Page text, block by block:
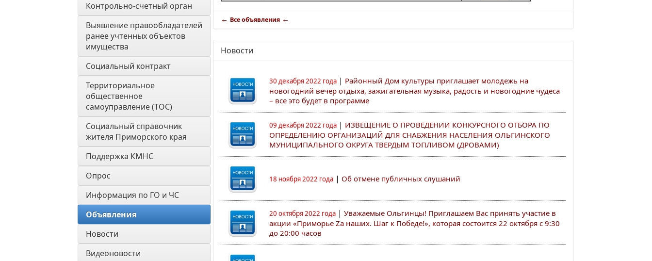
Контрольно-счетный орган
Выявление правообладателей
ранее учтенных объектов
имущества
Социальный контракт
Территориальное
общественное
самоуправление (ТОС)
Социальный справочник
жителя Приморского края
Поддержка КМНС
Опрос
Информация по ГО и ЧС
Объявления
Новости
Видеоновости
← Все объявления ←
Новости
30 декабря 2022 года | Районный Дом культуры приглашает молодежь на
новогодний вечер отдыха, зажигательная музыка, радость и новогодние чудеса
– все это будет в программе
09 декабря 2022 года | ИЗВЕЩЕНИЕ О ПРОВЕДЕНИИ КОНКУРСНОГО ОТБОРА ПО
ОПРЕДЕЛЕНИЮ ОРГАНИЗАЦИЙ ДЛЯ СНАБЖЕНИЯ НАСЕЛЕНИЯ ОЛЬГИНСКОГО
МУНИЦИПАЛЬНОГО ОКРУГА ТВЕРДЫМ ТОПЛИВОМ (ДРОВАМИ)
18 ноября 2022 года | Об отмене публичных слушаний
20 октября 2022 года | Уважаемые Ольгинцы! Приглашаем Вас принять участие в
акции «Приморье Zа наших. Шаг к Победе!», которая состоится 22 октября с 9:30
до 20:00 часов